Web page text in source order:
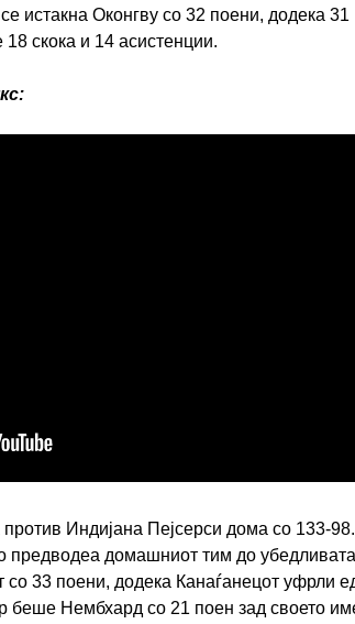
истакна Оконгву со 32 поени, додека 31
скока и 14 асистенции.
Индијана Пејсерси дома со 133-98.
предводеа домашниот тим до убедливата
со 33 поени, додека Канаѓанецот уфрли
беше Нембхард со 21 поен зад своето